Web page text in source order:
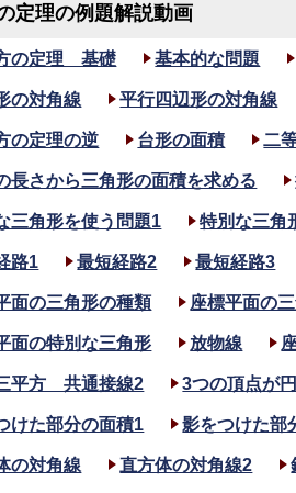
定理の例題解説動画
の定理 基礎 基本的な問題
の対角線 平行四辺形の対角線
の定理の逆 台形の面積 二
長さから三角形の面積を求める
三角形を使う問題1 特別な三角
路1 最短経路2 最短経路3
面の三角形の種類 座標平面の
面の特別な三角形 放物線
平方 共通接線2 3つの頂点が
けた部分の面積1 影をつけた部
の対角線 直方体の対角線2